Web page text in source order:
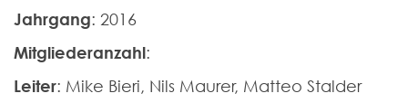
Jahrgang: 2016
Mitgliederanzahl:
Leiter: Mike Bieri, Nils Maurer, Matteo Stalder